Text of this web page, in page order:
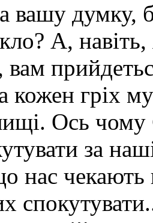
вашу думку,
А,
вам
кожен гріх
Ось чому
за
нас чекають